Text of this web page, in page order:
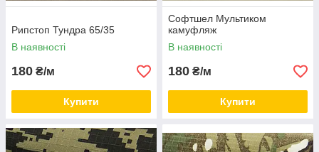
Рипстоп Тундра 65/35
В наявності
180 ₴/м
Купити
Софтшел Мультиком
камуфляж
В наявності
180 ₴/м
Купити